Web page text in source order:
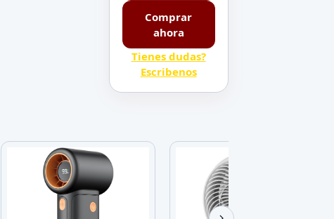
Comprar
ahora
Tienes dudas?
Escribenos